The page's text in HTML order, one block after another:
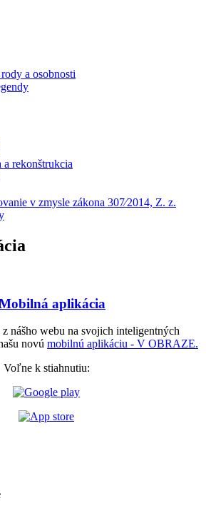
a osobnosti
a rekonštrukcia
v zmysle zákona 307⁄2014, Z. z.
nášho webu na svojich inteligentných
novú mobilnú aplikáciu - V OBRAZE.
Voľne k stiahnutiu: